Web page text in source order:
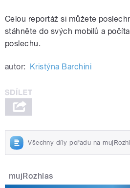
Celou reportáž si můžete
stáhněte do svých mobilů a
poslechu.
autor: Kristýna Barchini
Všechny díly pořadu na
mujRozhlas